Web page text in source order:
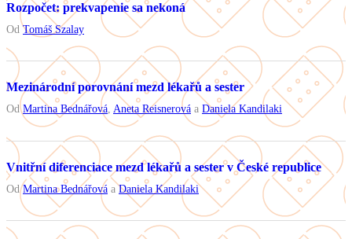
Rozpočet: prekvapenie sa nekoná
OdTomáš Szalay
Mezinárodní porovnání mezd lékařů a sester
OdMartina Bednářová, Aneta Reisnerová a Daniela Kandilaki
Vnitřní diferenciace mezd lékařů a sester v České republice
OdMartina Bednářová aDaniela Kandilaki